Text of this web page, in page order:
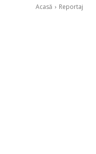
Acasă Reportaj